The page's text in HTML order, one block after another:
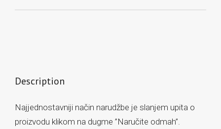
Description
Najjednostavniji način narudžbe je slanjem upita o
proizvodu klikom na dugme ”Naručite odmah”.